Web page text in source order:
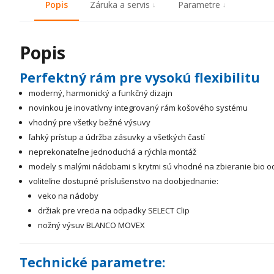
Popis Záruka a servis Parametre
Popis
Perfektný rám pre vysokú flexibilitu
moderný, harmonický a funkčný dizajn
novinkou je inovatívny integrovaný rám košového systému
vhodný pre všetky bežné výsuvy
ľahký prístup a údržba zásuvky a všetkých častí
neprekonateľne jednoduchá a rýchla montáž
modely s malými nádobami s krytmi sú vhodné na zbieranie bio
voliteľne dostupné príslušenstvo na doobjednanie:
veko na nádoby
držiak pre vrecia na odpadky SELECT Clip
nožný výsuv BLANCO MOVEX
Technické parametre: